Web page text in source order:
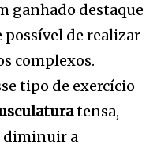
ganhado destaque
possível de realizar
complexos.
tipo de exercício
tensa,
diminuir a